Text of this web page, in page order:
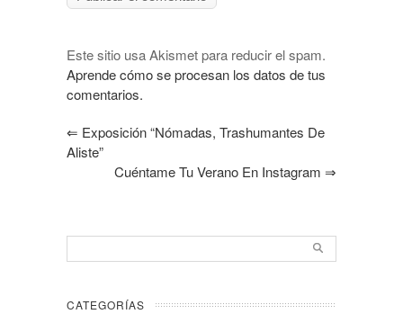
Este sitio usa Akismet para reducir el spam.
Aprende cómo se procesan los datos de tus
comentarios.
⇐ Exposición “Nómadas, Trashumantes De
Aliste”
Cuéntame Tu Verano En Instagram ⇒
CATEGORÍAS